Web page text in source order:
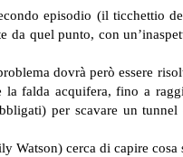
episodio (il ticchettio
da quel punto, con
dovrà però essere
la falda acquifera, fino a
per scavare un
cerca di capire